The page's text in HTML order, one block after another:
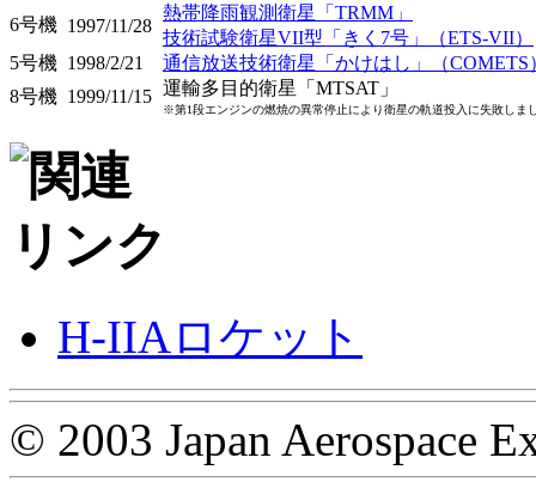
6号機 1997/11/28
熱帯降雨観測衛星「TRMM」
技術試験衛星VII型「きく7号」（ETS-VII）
5号機 1998/2/21
通信放送技術衛星「かけはし」（COMETS
8号機 1999/11/15 運輸多目的衛星「MTSAT」
※第1段エンジンの燃焼の異常停止により衛星の軌道投入に失敗しま
H-IIAロケット
© 2003 Japan Aerospace